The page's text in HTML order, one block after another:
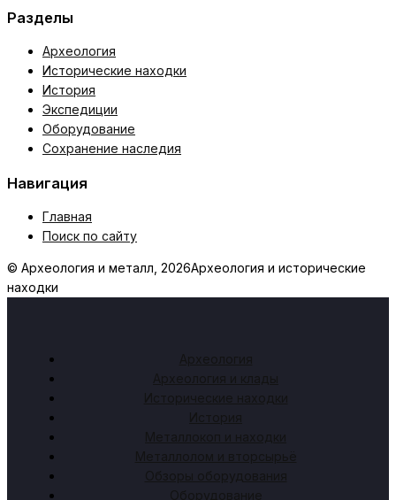
Разделы
Археология
Исторические находки
История
Экспедиции
Оборудование
Сохранение наследия
Навигация
Главная
Поиск по сайту
© Археология и металл, 2026Археология и исторические
находки
Археология
Археология и клады
Исторические находки
История
Металлокоп и находки
Металлолом и вторсырьё
Обзоры оборудования
Оборудование